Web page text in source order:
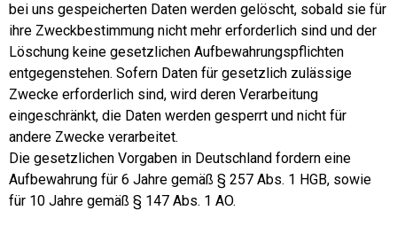
bei uns gespeicherten Daten werden gelöscht, sobald sie für
ihre Zweckbestimmung nicht mehr erforderlich sind und der
Löschung keine gesetzlichen Aufbewahrungspflichten
entgegenstehen. Sofern Daten für gesetzlich zulässige
Zwecke erforderlich sind, wird deren Verarbeitung
eingeschränkt, die Daten werden gesperrt und nicht für
andere Zwecke verarbeitet.
Die gesetzlichen Vorgaben in Deutschland fordern eine
Aufbewahrung für 6 Jahre gemäß § 257 Abs. 1 HGB, sowie
für 10 Jahre gemäß § 147 Abs. 1 AO.